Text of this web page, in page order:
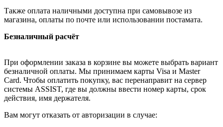
Также оплата наличными доступна при самовывозе из
магазина, оплаты по почте или использовании постамата.
Безналичный расчёт
При оформлении заказа в корзине вы можете выбрать вариант
безналичной оплаты. Мы принимаем карты Visa и Master
Card. Чтобы оплатить покупку, вас перенаправит на сервер
системы ASSIST, где вы должны ввести номер карты, срок
действия, имя держателя.
Вам могут отказать от авторизации в случае: